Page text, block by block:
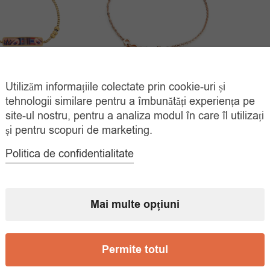
Placată Aur
Ariana
45.00lei
COȘ
Bratara Model Fundita
70.00lei
Prețul
39.00leiPrețul
Utilizăm informațiile colectate prin cookie-uri și
tehnologii similare pentru a îmbunătăți experiența pe
site-ul nostru, pentru a analiza modul în care îl utilizați
și pentru scopuri de marketing.
Politica de confidentialitate
Mai multe opțiuni
Permite totul